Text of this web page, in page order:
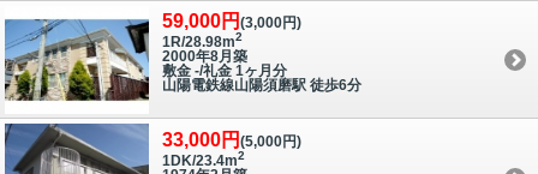
59,000円 (3,000円)
1R/28.98m2
2000年8月築
敷金 -/礼金 1ヶ月分
山陽電鉄線山陽須磨駅 徒歩6分
33,000円 (5,000円)
1DK/23.4m2